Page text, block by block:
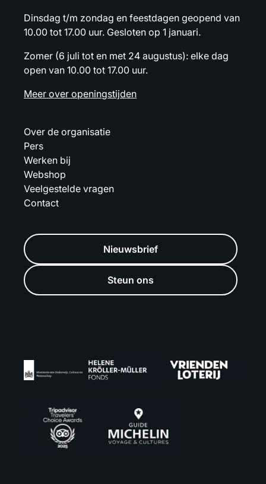
Dinsdag t/m zondag en feestdagen geopend van
10.00 tot 17.00 uur. Gesloten op 1 januari.
Zomer (6 juli tot en met 24 augustus): elke dag
open van 10.00 tot 17.00 uur.
Meer over openingstijden
Over de organisatie
Pers
Werken bij
Webshop
Veelgestelde vragen
Contact
Nieuwsbrief
Steun ons